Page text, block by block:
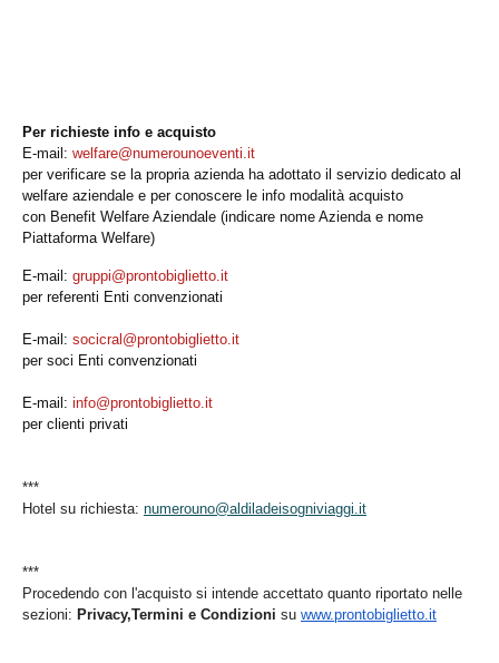
Per richieste info e acquisto
E-mail: welfare@numerounoeventi.it
per verificare se la propria azienda ha adottato il servizio dedicato al
welfare aziendale e per conoscere le info modalità acquisto
con Benefit Welfare Aziendale (indicare nome Azienda e nome
Piattaforma Welfare)
E-mail: gruppi@prontobiglietto.it
per referenti Enti convenzionati
E-mail: socicral@prontobiglietto.it
per soci Enti convenzionati
E-mail: info@prontobiglietto. it
per clienti privati
***
Hotel su richiesta: numerouno@aldiladeisogniviaggi.it
***
Procedendo con l'acquisto si intende accettato quanto riportato nelle
sezioni: Privacy,Termini e Condizioni su www.prontobiglietto.it